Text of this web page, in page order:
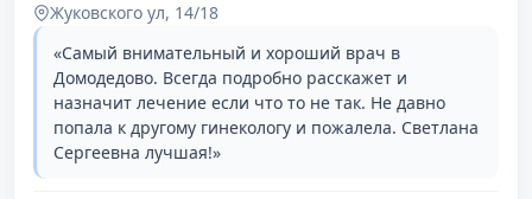
Жуковского ул, 14/18
«Самый внимательный и хороший врач в
Домодедово. Всегда подробно расскажет и
назначит лечение если что то не так. Не давно
попала к другому гинекологу и пожалела. Светлана
Сергеевна лучшая!»